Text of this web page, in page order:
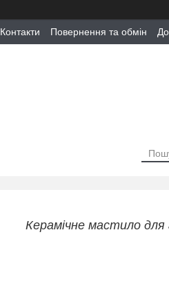
Контакти Повернення та обмін
Керамічне мастило